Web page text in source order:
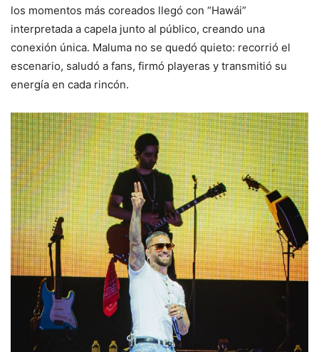
los momentos más coreados llegó con “Hawái”
interpretada a capela junto al público, creando una
conexión única. Maluma no se quedó quieto: recorrió el
escenario, saludó a fans, firmó playeras y transmitió su
energía en cada rincón.